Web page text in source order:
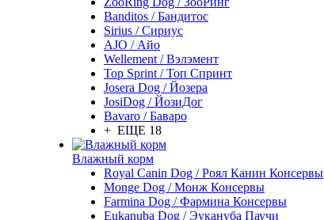
Banditos / Бандитос
Sirius / Сириус
AJO / Айо
Wellement / Вэлэмент
Top Sprint / Топ Спринт
Josera Dog / Йозера
JosiDog / ЙозиДог
Bavaro / Баваро
+ ЕЩЕ 18
Влажный корм
Royal Canin Dog / Роял Канин Консервы
Monge Dog / Монж Консервы
Farmina Dog / Фармина Консервы
Eukanuba Dog / Эукануба Паучи